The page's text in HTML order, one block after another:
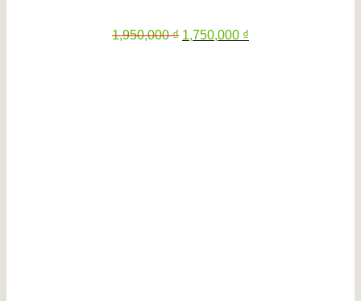
1,950,000₫ Giá
1,750,000 ₫